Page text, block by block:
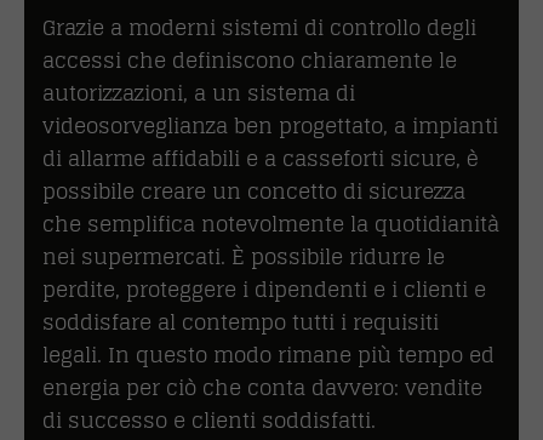
Grazie a moderni sistemi di controllo degli
accessi che definiscono chiaramente le
autorizzazioni, a un sistema di
videosorveglianza ben progettato, a impianti
di allarme affidabili e a casseforti sicure, è
possibile creare un concetto di sicurezza
che semplifica notevolmente la quotidianità
nei supermercati. È possibile ridurre le
perdite, proteggere i dipendenti e i clienti e
soddisfare al contempo tutti i requisiti
legali. In questo modo rimane più tempo ed
energia per ciò che conta davvero: vendite
di successo e clienti soddisfatti.